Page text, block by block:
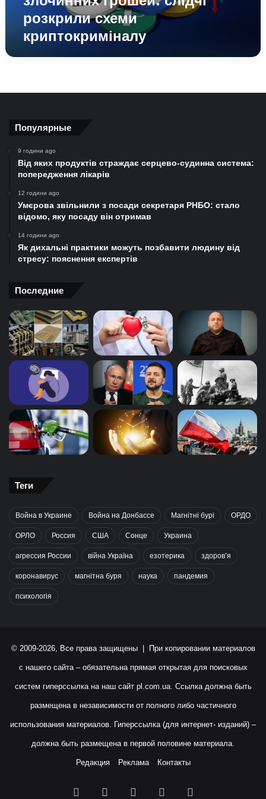
розкрили схеми
криптокриміналу
Популярные
9 години ago
Від яких продуктів страждає серцево-судинна система:
попередження лікарів
12 години ago
Умєрова звільнили з посади секретаря РНБО: стало
відомо, яку посаду він отримав
14 години ago
Як дихальні практики можуть позбавити людину від
стресу: пояснення експертів
Последние
Теги
Война в Украине Война на Донбассе Магнітні бурі ОРДО
ОРЛО Россия США Сонце Украина
агрессия России війна Україна езотерика здоров’я
коронавирус магнітна буря наука пандемия
психологія
© 2009-2026, Все права защищены | При копировании материалов
с нашего сайта – обязательна прямая открытая для поисковых
систем гиперссылка на наш сайт pl.com.ua. Ссылка должна быть
размещена в независимости от полного либо частичного
использования материалов. Гиперссылка (для интернет- изданий) –
должна быть размещена в первой половине материала.
Редакция Реклама Контакты
Facebook YouTubeInstagram